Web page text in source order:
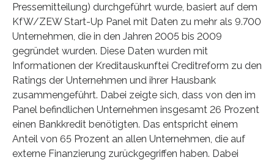
Pressemitteilung) durchgeführt wurde, basiert auf dem
KfW/ZEW Start-Up Panel mit Daten zu mehr als 9.700
Unternehmen, die in den Jahren 2005 bis 2009
gegründet wurden. Diese Daten wurden mit
Informationen der Kreditauskunftei Creditreform zu den
Ratings der Unternehmen und ihrer Hausbank
zusammengeführt. Dabei zeigte sich, dass von den im
Panel befindlichen Unternehmen insgesamt 26 Prozent
einen Bankkredit benötigten. Das entspricht einem
Anteil von 65 Prozent an allen Unternehmen, die auf
externe Finanzierung zurückgegriffen haben. Dabei